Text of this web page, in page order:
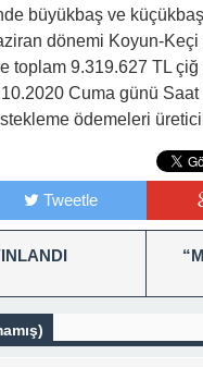
büyükbaş ve
dönemi Koyun-
toplam 9.319.627 TL çiğ
Cuma günü
ödemeleri
Tweetle